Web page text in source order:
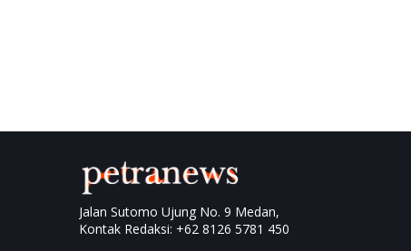
Jalan Sutomo Ujung No. 9 Medan,
Kontak Redaksi: +62 8126 5781 450